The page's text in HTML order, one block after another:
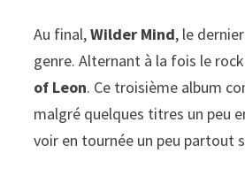
Au final,Wilder Mind, le
genre. Alternant à la fois le
of Leon. Ce troisième album
malgré quelques titres un peu
voir en tournée un peu partout